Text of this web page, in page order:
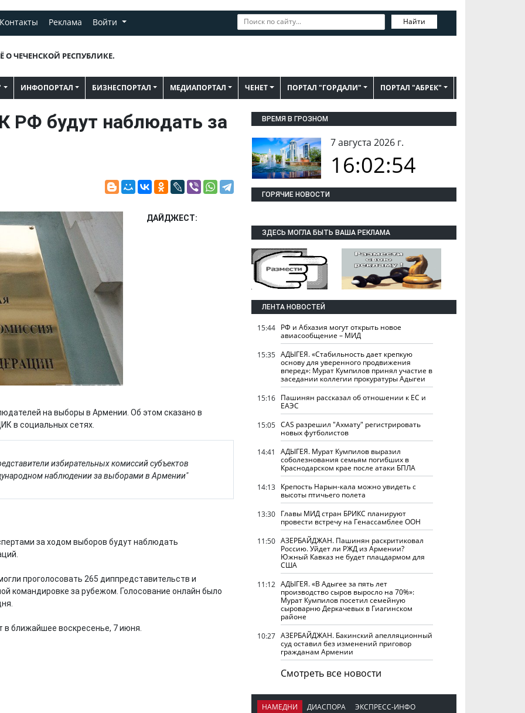
Контакты Реклама Войти Найти
О ЧЕЧЕНСКОЙ РЕСПУБЛИКЕ.
ИНФОПОРТАЛ БИЗНЕСПОРТАЛ МЕДИАПОРТАЛ ЧЕНЕТ ПОРТАЛ "ГОРДАЛИ" ПОРТАЛ "АБРЕК"
будут наблюдать за
ДАЙДЖЕСТ:
на выборы в Армении. Об этом сказано в
в социальных сетях.
избирательных комиссий субъектов
наблюдении за выборами в Армении"
за ходом выборов будут наблюдать
проголосовать 265 диппредставительств и
командировке за рубежом. Голосование онлайн было
ближайшее воскресенье, 7 июня.
ВРЕМЯ В ГРОЗНОМ
7 августа 2026 г.
16:02:55
ГОРЯЧИЕ НОВОСТИ
ЗДЕСЬ МОГЛА БЫТЬ ВАША РЕКЛАМА
ЛЕНТА НОВОСТЕЙ
15:44 РФ и Абхазия могут открыть новое
авиасообщение – МИД
15:35 АДЫГЕЯ. «Стабильность дает крепкую
основу для уверенного продвижения
вперед»: Мурат Кумпилов принял участие в
заседании коллегии прокуратуры Адыгеи
15:16 Пашинян рассказал об отношении к ЕС и
ЕАЭС
15:05 CAS разрешил "Ахмату" регистрировать
новых футболистов
14:41
АДЫГЕЯ. Мурат Кумпилов выразил
соболезнования семьям погибших в
Краснодарском крае после атаки БПЛА
14:13 Крепость Нарын-кала можно увидеть с
высоты птичьего полета
13:30 Главы МИД стран БРИКС планируют
провести встречу на Генассамблее ООН
11:50 АЗЕРБАЙДЖАН. Пашинян раскритиковал
Россию. Уйдет ли РЖД из Армении?
Южный Кавказ не будет плацдармом для
США
11:12 АДЫГЕЯ. «В Адыгее за пять лет
производство сыров выросло на 70%»:
Мурат Кумпилов посетил семейную
сыроварню Деркачевых в Гиагинском
районе
10:27 АЗЕРБАЙДЖАН. Бакинский апелляционный
суд оставил без изменений приговор
гражданам Армении
Смотреть все новости
НАМЕДНИ ДИАСПОРА ЭКСПРЕСС-ИНФО